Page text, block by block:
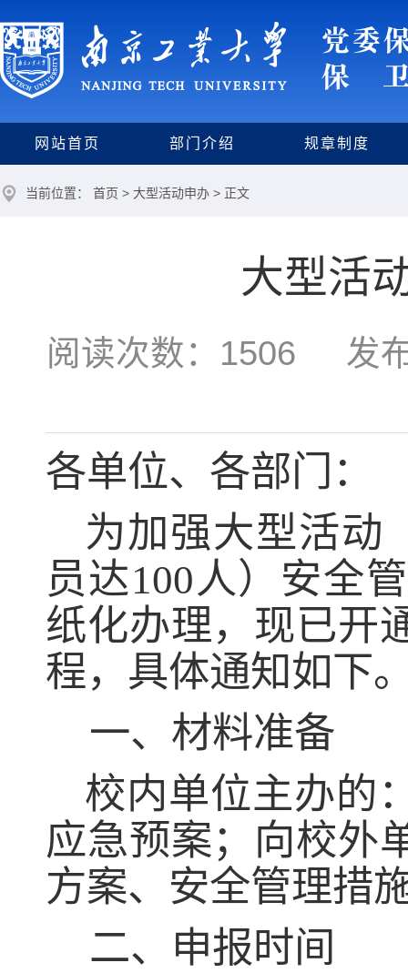
网站首页 部门介绍 规章制度
当前位置： 首页 > 大型活动申办 > 正文
大型活
阅读次数： 1506 发布
各单位、各部门：
为加强大型活动
员达100人）安全
纸化办理，现已开
程，具体通知如下
一、材料准备
校内单位主办的
应急预案；向校外
方案、安全管理措
二、申报时间